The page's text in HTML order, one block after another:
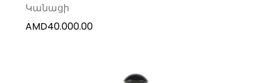
Կանացի
AMD40.000.00